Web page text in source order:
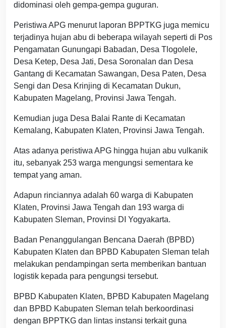
didominasi oleh gempa-gempa guguran.
Peristiwa APG menurut laporan BPPTKG juga memicu
terjadinya hujan abu di beberapa wilayah seperti di Pos
Pengamatan Gunungapi Babadan, Desa Tlogolele,
Desa Ketep, Desa Jati, Desa Soronalan dan Desa
Gantang di Kecamatan Sawangan, Desa Paten, Desa
Sengi dan Desa Krinjing di Kecamatan Dukun,
Kabupaten Magelang, Provinsi Jawa Tengah.
Kemudian juga Desa Balai Rante di Kecamatan
Kemalang, Kabupaten Klaten, Provinsi Jawa Tengah.
Atas adanya peristiwa APG hingga hujan abu vulkanik
itu, sebanyak 253 warga mengungsi sementara ke
tempat yang aman.
Adapun rinciannya adalah 60 warga di Kabupaten
Klaten, Provinsi Jawa Tengah dan 193 warga di
Kabupaten Sleman, Provinsi DI Yogyakarta.
Badan Penanggulangan Bencana Daerah (BPBD)
Kabupaten Klaten dan BPBD Kabupaten Sleman telah
melakukan pendampingan serta memberikan bantuan
logistik kepada para pengungsi tersebut.
BPBD Kabupaten Klaten, BPBD Kabupaten Magelang
dan BPBD Kabupaten Sleman telah berkoordinasi
dengan BPPTKG dan lintas instansi terkait guna